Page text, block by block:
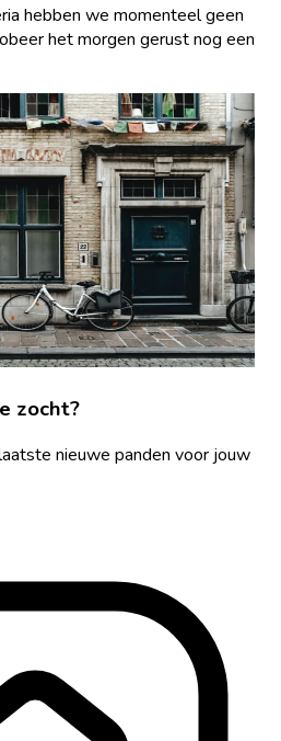
hebben we momenteel geen
het morgen gerust nog een
zocht?
nieuwe panden voor jouw